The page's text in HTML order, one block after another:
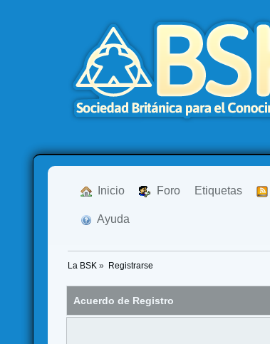
Inicio Foro Etiquetas
Ayuda
La BSK » Registrarse
Acuerdo de Registro